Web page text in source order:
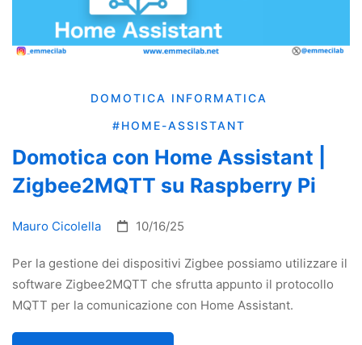
DOMOTICA INFORMATICA
#HOME-ASSISTANT
Domotica con Home Assistant |
Zigbee2MQTT su Raspberry Pi
Mauro Cicolella 10/16/25
Per la gestione dei dispositivi Zigbee possiamo utilizzare il
software Zigbee2MQTT che sfrutta appunto il protocollo
MQTT per la comunicazione con Home Assistant.